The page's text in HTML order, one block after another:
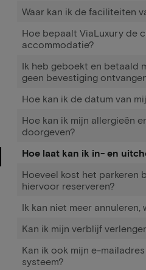
Waar kan ik de faciliteiten
Hoe bepaalt ViaLuxury de
accommodatie?
Ik heb geboekt en betaald
geen bevestiging
Hoe kan ik de datum van
Hoe kan ik mijn allergieën
doorgeven?
Hoe laat kan ik in- en
Hoeveel kost het parkeren
hiervoor reserveren?
Ik kan niet meer annuleren,
Kan ik mijn verblijf
Kan ik ook mijn e-
systeem?